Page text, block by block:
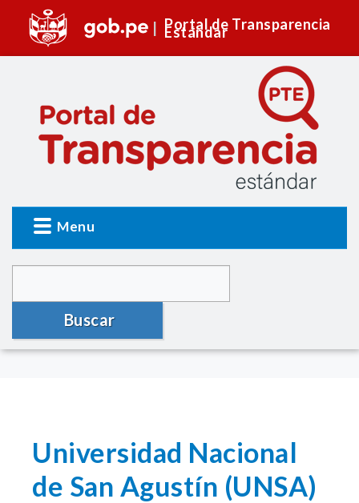
Portal de Transparencia
Estándar
Menu
Buscar
Universidad Nacional
de San Agustín (UNSA)